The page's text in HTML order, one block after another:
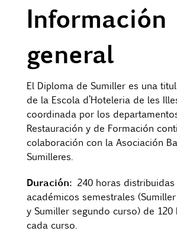
Contacto
Login
Información
general
El Diploma de Sumiller es una
de la Escola d’Hoteleria de les
coordinada por los
Restauración y de Formación
colaboración con la Asociación
Sumilleres.
Duración: 240 horas
académicos semestrales
y Sumiller segundo curso) de 120
cada curso.